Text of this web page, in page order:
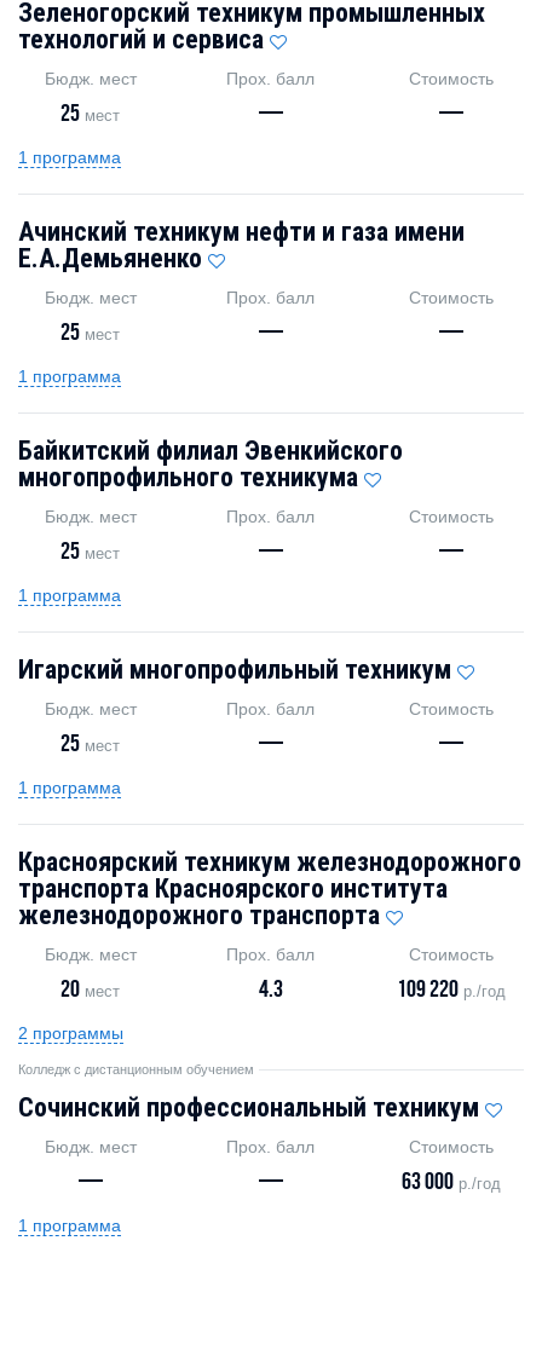
Зеленогорский техникум промышленных
технологий и сервиса
Бюдж. мест
25 мест
Прох. балл
—
Стоимость
—
1 программа
Ачинский техникум нефти и газа имени
Е.А.Демьяненко
Бюдж. мест
25 мест
Прох. балл
—
Стоимость
—
1 программа
Байкитский филиал Эвенкийского
многопрофильного техникума
Бюдж. мест
25 мест
Прох. балл
—
Стоимость
—
1 программа
Игарский многопрофильный техникум
Бюдж. мест
25 мест
Прох. балл
—
Стоимость
—
1 программа
Красноярский техникум железнодорожного
транспорта Красноярского института
железнодорожного транспорта
Бюдж. мест
20 мест
Прох. балл
4.3
Стоимость
109 220 р./год
2 программы
Колледж с дистанционным обучением
Сочинский профессиональный техникум
Бюдж. мест
—
Прох. балл
—
Стоимость
63 000 р./год
1 программа